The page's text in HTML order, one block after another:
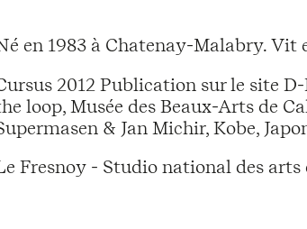
en 1983 à Chatenay-Malabry. Vit
2012 Publication sur le site
loop, Musée des Beaux-Arts de
& Jan Michir, Kobe,
Fresnoy - Studio national des